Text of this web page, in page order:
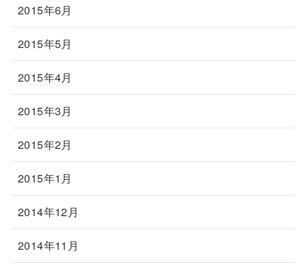
2015年6月
2015年5月
2015年4月
2015年3月
2015年2月
2015年1月
2014年12月
2014年11月